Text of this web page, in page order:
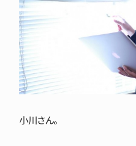
小川さん。